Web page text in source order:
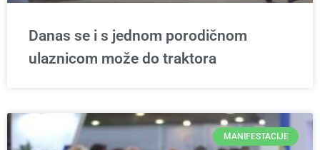
Danas se i s jednom porodičnom
ulaznicom može do traktora
MANIFESTACIJE